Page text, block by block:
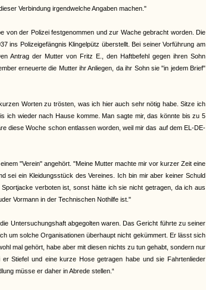
Verbindung irgendwelche Angaben machen."
von der Polizei festgenommen und zur Wache gebracht worden. Die
ins Polizeigefängnis Klingelpütz überstellt. Bei seiner Vorführung am
Antrag der Mutter von Fritz E., den Haftbefehl gegen ihren Sohn
erneuerte die Mutter ihr Anliegen, da ihr Sohn sie "in jedem Brief"
Worten zu trösten, was ich hier auch sehr nötig habe. Sitze ich
ich wieder nach Hause komme. Man sagte mir, das könnte bis zu 5
diese Woche schon entlassen worden, weil mir das auf dem EL-DE-
"Verein" angehört. "Meine Mutter machte mir vor kurzer Zeit eine
sei ein Kleidungsstück des Vereines. Ich bin mir aber keiner Schuld
verboten ist, sonst hätte ich sie nicht getragen, da ich aus
Vormann in der Technischen Nothilfe ist."
Untersuchungshaft abgegolten waren. Das Gericht führte zu seiner
um solche Organisationen überhaupt nicht gekümmert. Er lässt sich
mal gehört, habe aber mit diesen nichts zu tun gehabt, sondern nur
Stiefel und eine kurze Hose getragen habe und sie Fahrtenlieder
müsse er daher in Abrede stellen.“